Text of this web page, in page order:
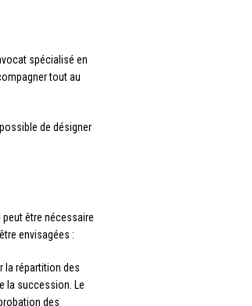
spécialisé en
tout au
de désigner
être nécessaire
envisagées :
la répartition des
la succession. Le
des